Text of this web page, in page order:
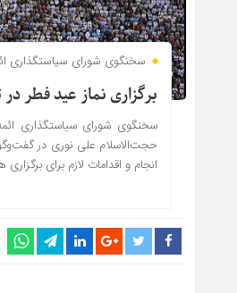
سخنگوی شورای سیاستگذاری
برگزاری نماز عید فطر
سخنگوی شورای سیاستگذاری
حجت‌الاسلام علی نوری در
انجام و اقدامات لازم برای